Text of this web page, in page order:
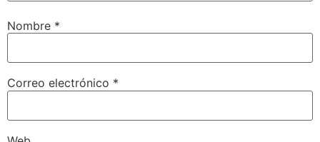
Nombre *
Correo electrónico *